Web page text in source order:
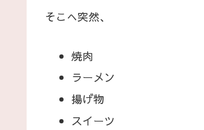
そこへ突然、
焼肉
ラーメン
揚げ物
スイーツ